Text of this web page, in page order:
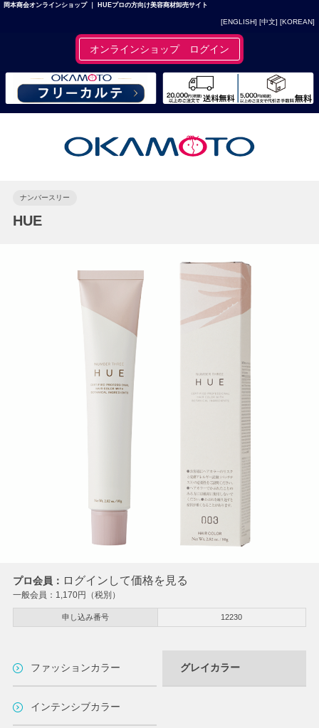
岡本商会オンラインショップ ｜ HUEプロの方向け美容商材卸売サイト
[ENGLISH] [中文] [KOREAN]
オンラインショップ ログイン
ナンバースリー
HUE
プロ会員： ログインして価格を見る
一般会員： 1,170円（税別）
申し込み番号 12230
ファッションカラー グレイカラー
インテンシブカラー